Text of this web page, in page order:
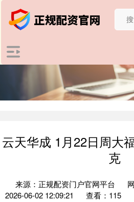
云天华成 1月22日周大
克
来源：正规配资门户官网平台
2026-06-02 12:09:21
查看：115